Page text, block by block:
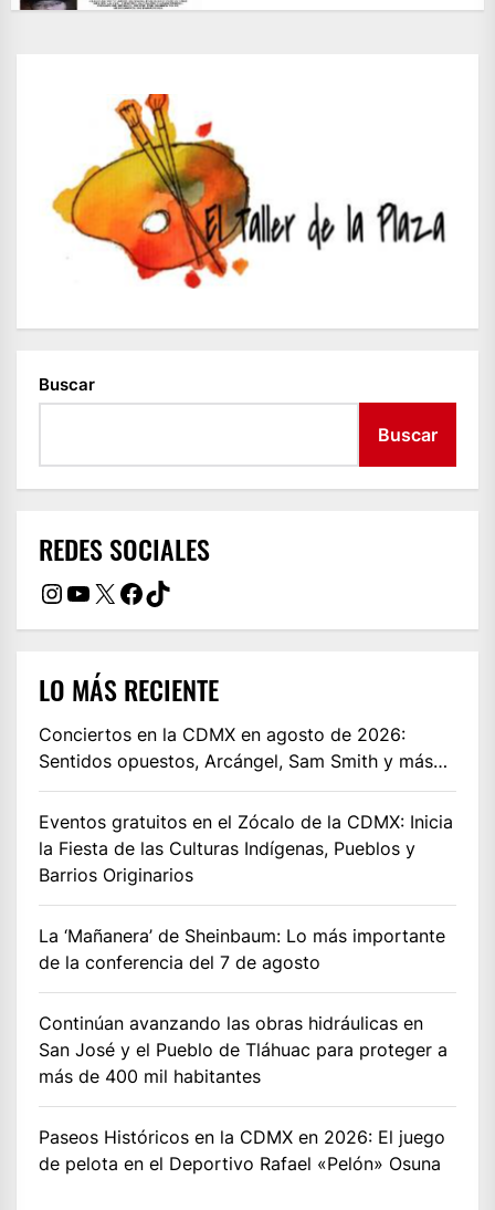
Buscar
Buscar
REDES SOCIALES
Instagram
YouTube
X Facebook
TikTok
LO MÁS RECIENTE
Conciertos en la CDMX en agosto de 2026:
Sentidos opuestos, Arcángel, Sam Smith y más…
Eventos gratuitos en el Zócalo de la CDMX: Inicia
la Fiesta de las Culturas Indígenas, Pueblos y
Barrios Originarios
La ‘Mañanera’ de Sheinbaum: Lo más importante
de la conferencia del 7 de agosto
Continúan avanzando las obras hidráulicas en
San José y el Pueblo de Tláhuac para proteger a
más de 400 mil habitantes
Paseos Históricos en la CDMX en 2026: El juego
de pelota en el Deportivo Rafael «Pelón» Osuna